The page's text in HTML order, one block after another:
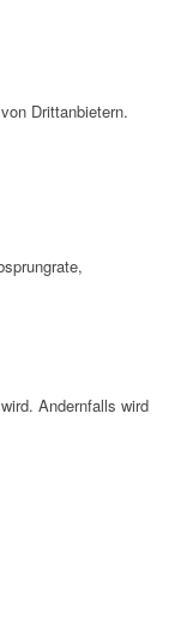
Drittanbietern.
Andernfalls wird